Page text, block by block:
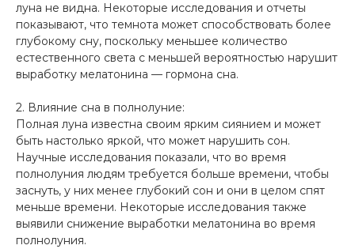
луна не видна. Некоторые исследования и отчеты
показывают, что темнота может способствовать более
глубокому сну, поскольку меньшее количество
естественного света с меньшей вероятностью нарушит
выработку мелатонина — гормона сна.
2. Влияние сна в полнолуние:
Полная луна известна своим ярким сиянием и может
быть настолько яркой, что может нарушить сон.
Научные исследования показали, что во время
полнолуния людям требуется больше времени, чтобы
заснуть, у них менее глубокий сон и они в целом спят
меньше времени. Некоторые исследования также
выявили снижение выработки мелатонина во время
полнолуния.